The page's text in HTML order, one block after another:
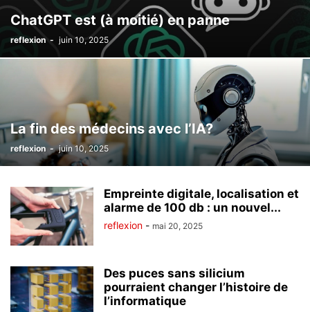
ChatGPT est (à moitié) en panne
reflexion - juin 10, 2025
La fin des médecins avec l’IA?
reflexion - juin 10, 2025
Empreinte digitale, localisation et
alarme de 100 db : un nouvel...
reflexion - mai 20, 2025
Des puces sans silicium
pourraient changer l’histoire de
l’informatique